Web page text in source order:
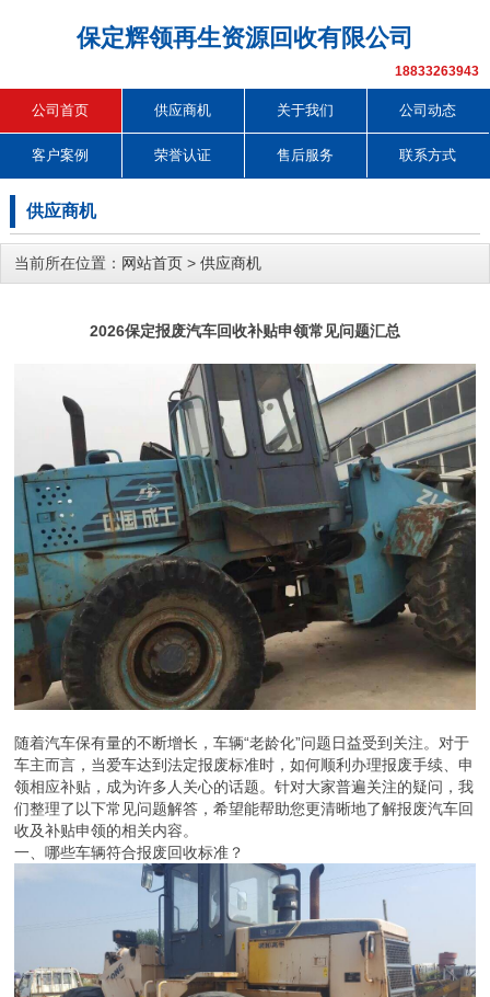
保定辉领再生资源回收有限公司
18833263943
公司首页 供应商机 关于我们 公司动态
客户案例 荣誉认证 售后服务 联系方式
供应商机
当前所在位置： 网站首页 > 供应商机
2026保定报废汽车回收补贴申领常见问题汇总
随着汽车保有量的不断增长，车辆“老龄化”问题日益受到关注。对于
车主而言，当爱车达到法定报废标准时，如何顺利办理报废手续、申
领相应补贴，成为许多人关心的话题。针对大家普遍关注的疑问，我
们整理了以下常见问题解答，希望能帮助您更清晰地了解报废汽车回
收及补贴申领的相关内容。
一、哪些车辆符合报废回收标准？